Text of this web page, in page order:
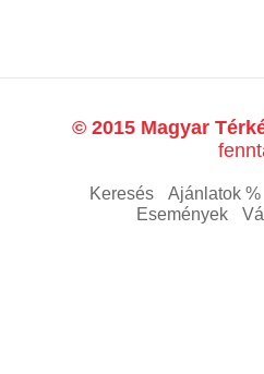
© 2015 Magyar
Keresés Ajánlatok %
Események